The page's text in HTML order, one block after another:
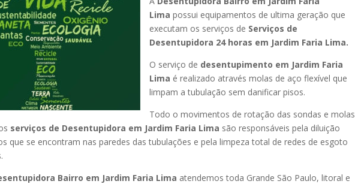
Lima possui equipamentos de ultima geração que
executam os serviços de Serviços de
Desentupidora 24 horas em Jardim Faria Lima.
O serviço de desentupimento em Jardim Faria
Lima é realizado através molas de aço flexível que
limpam a tubulação sem danificar pisos.
Todo o movimentos de rotação das sondas e molas
serviços de Desentupidora em Jardim Faria Lima são responsáveis pela diluição
que se encontram nas paredes das tubulações e pela limpeza total de redes de esgoto
Bairro em Jardim Faria Lima atendemos toda Grande São Paulo, litoral e